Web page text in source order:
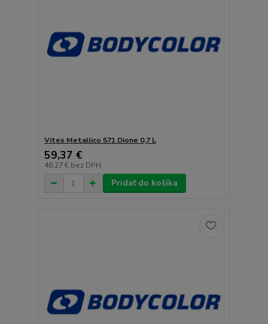
Vitex Metallico 571 Dione 0,7 L
59,37 €
48,27 € bez DPH
Pridať do košíka